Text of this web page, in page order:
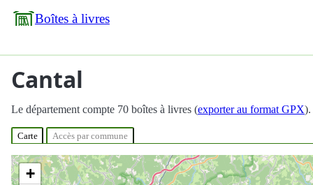
Boîtes à livres
Cantal
Le département compte 70 boîtes à livres (exporter au format GPX).
Carte Accès par commune
+